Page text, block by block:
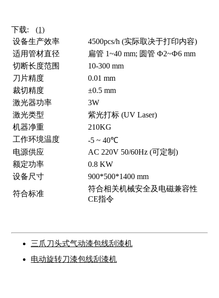
下载:
(1)
设备生产效率
4500pcs/h (实际取决于打印内容)
适用管材直径
扁管 1~40 mm; 圆管 Ф2~Ф6 mm
切断长度范围
10-300 mm
刀片精度
0.01 mm
裁切精度
±0.5 mm
激光器功率
3W
激光类型
紫光打标 (UV Laser)
机器净重
210KG
工作环境温度
-5 ~ 40℃
电源供应
AC 220V 50/60Hz (可定制)
额定功率
0.8 KW
设备尺寸
900*500*1400 mm
符合标准
符合相关机械安全及电磁兼容性
CE指令
三爪刀头式气动漆包线刮漆机
电动旋转刀漆包线刮漆机